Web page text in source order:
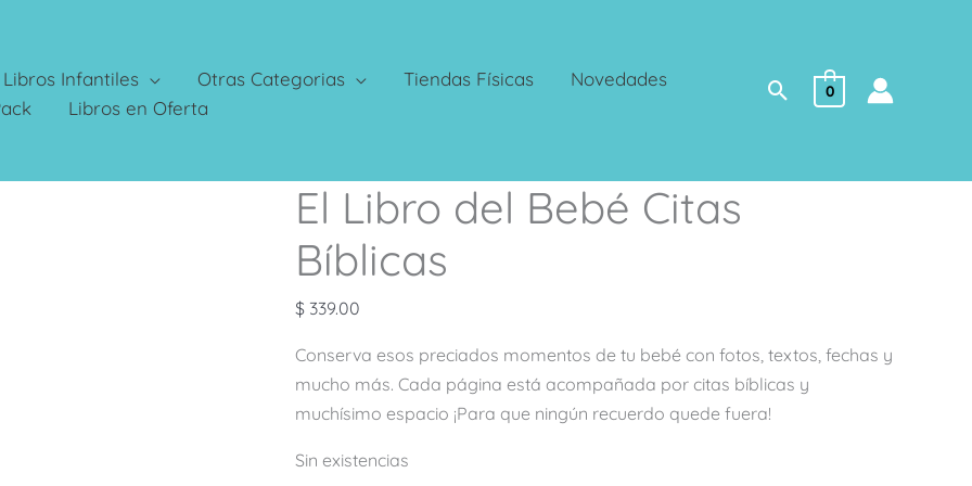
Libros Infantiles Otras Categorias Tiendas Físicas
Novedades
Libros en Oferta Buscar
0
El Libro del Bebé Citas
Bíblicas
$ 339.00
Conserva esos preciados momentos de tu bebé con fotos, textos, fechas y
mucho más. Cada página está acompañada por citas bíblicas y
muchísimo espacio ¡Para que ningún recuerdo quede fuera!
Sin existencias